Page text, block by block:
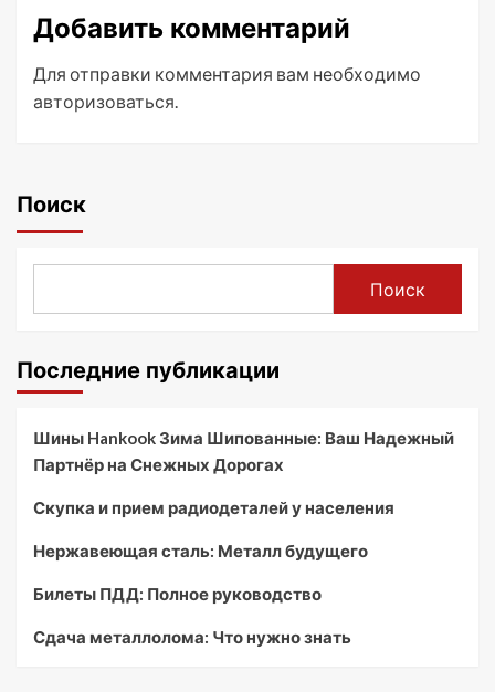
Добавить комментарий
Для отправки комментария вам необходимо
авторизоваться.
Поиск
Поиск
Последние публикации
Шины Hankook Зима Шипованные: Ваш Надежный
Партнёр на Снежных Дорогах
Скупка и прием радиодеталей у населения
Нержавеющая сталь: Металл будущего
Билеты ПДД: Полное руководство
Сдача металлолома: Что нужно знать